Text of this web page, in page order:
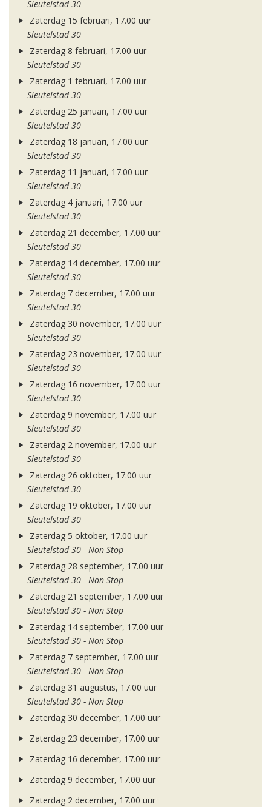
Sleutelstad 30
Zaterdag 15 februari, 17.00 uur
Sleutelstad 30
Zaterdag 8 februari, 17.00 uur
Sleutelstad 30
Zaterdag 1 februari, 17.00 uur
Sleutelstad 30
Zaterdag 25 januari, 17.00 uur
Sleutelstad 30
Zaterdag 18 januari, 17.00 uur
Sleutelstad 30
Zaterdag 11 januari, 17.00 uur
Sleutelstad 30
Zaterdag 4 januari, 17.00 uur
Sleutelstad 30
Zaterdag 21 december, 17.00 uur
Sleutelstad 30
Zaterdag 14 december, 17.00 uur
Sleutelstad 30
Zaterdag 7 december, 17.00 uur
Sleutelstad 30
Zaterdag 30 november, 17.00 uur
Sleutelstad 30
Zaterdag 23 november, 17.00 uur
Sleutelstad 30
Zaterdag 16 november, 17.00 uur
Sleutelstad 30
Zaterdag 9 november, 17.00 uur
Sleutelstad 30
Zaterdag 2 november, 17.00 uur
Sleutelstad 30
Zaterdag 26 oktober, 17.00 uur
Sleutelstad 30
Zaterdag 19 oktober, 17.00 uur
Sleutelstad 30
Zaterdag 5 oktober, 17.00 uur
Sleutelstad 30 - Non Stop
Zaterdag 28 september, 17.00 uur
Sleutelstad 30 - Non Stop
Zaterdag 21 september, 17.00 uur
Sleutelstad 30 - Non Stop
Zaterdag 14 september, 17.00 uur
Sleutelstad 30 - Non Stop
Zaterdag 7 september, 17.00 uur
Sleutelstad 30 - Non Stop
Zaterdag 31 augustus, 17.00 uur
Sleutelstad 30 - Non Stop
Zaterdag 30 december, 17.00 uur
Zaterdag 23 december, 17.00 uur
Zaterdag 16 december, 17.00 uur
Zaterdag 9 december, 17.00 uur
Zaterdag 2 december, 17.00 uur